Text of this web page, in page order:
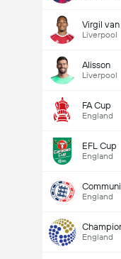
Virgil van
Liverpool
Alisson
Liverpool
FA Cup
England
EFL Cup
England
England
England